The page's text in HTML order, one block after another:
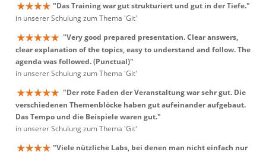
"Das Training war gut strukturiert und gut in der Tiefe."
in unserer Schulung zum Thema 'Git'
"Very good prepared presentation. Clear answers,
clear explanation of the topics, easy to understand and follow. The
agenda was followed. (Punctual)"
in unserer Schulung zum Thema 'Git'
"Der rote Faden der Veranstaltung war sehr gut. Die
verschiedenen Themenblöcke haben gut aufeinander aufgebaut.
Das Tempo und die Beispiele waren gut."
in unserer Schulung zum Thema 'Git'
"Viele nützliche Labs, bei denen man nicht einfach nur